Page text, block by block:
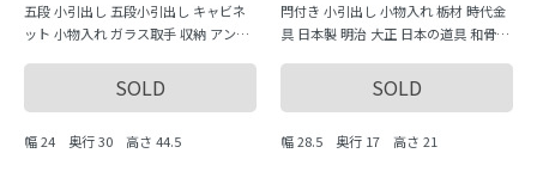
五段 小引出し 五段小引出し キャビネ
ット 小物入れ ガラス取手 収納 アンテ
SOLD
幅 24 奥行 30 高さ 44.5
閂付き 小引出し 小物入れ 栃材 時代金
具 日本製 明治 大正 日本の道具 和骨董
SOLD
幅 28.5 奥行 17 高さ 21